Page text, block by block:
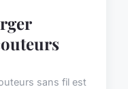
sans fil est